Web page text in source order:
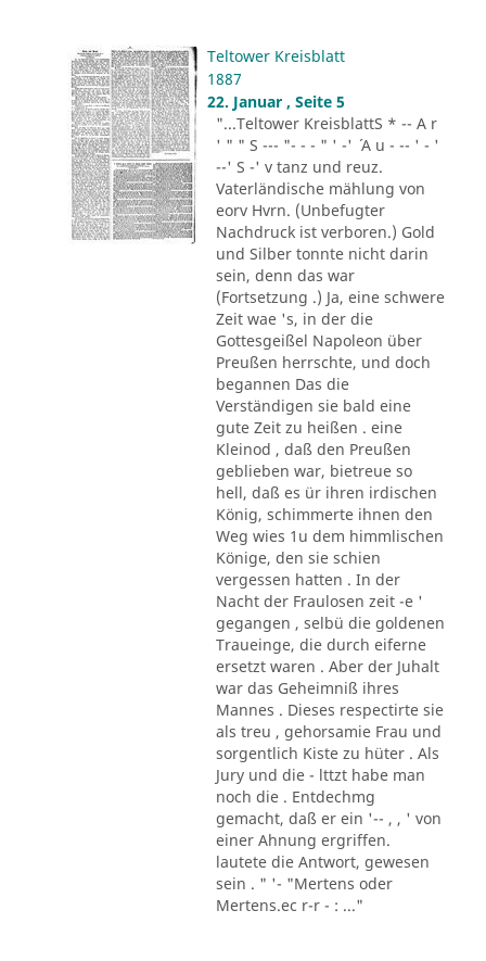
Teltower Kreisblatt
1887
22. Januar , Seite 5
"...Teltower KreisblattS * -- A r
' " " S --- "- - - " ' -' ´ A u - -- ' - '
--' S -' v tanz und reuz.
Vaterländische mählung von
eorv Hvrn. (Unbefugter
Nachdruck ist verboren.) Gold
und Silber tonnte nicht darin
sein, denn das war
(Fortsetzung .) Ja, eine schwere
Zeit wae 's, in der die
Gottesgeißel Napoleon über
Preußen herrschte, und doch
begannen Das die
Verständigen sie bald eine
gute Zeit zu heißen . eine
Kleinod , daß den Preußen
geblieben war, bietreue so
hell, daß es ür ihren irdischen
König, schimmerte ihnen den
Weg wies 1u dem himmlischen
Könige, den sie schien
vergessen hatten . In der
Nacht der Fraulosen zeit -e '
gegangen , selbü die goldenen
Traueinge, die durch eiferne
ersetzt waren . Aber der Juhalt
war das Geheimniß ihres
Mannes . Dieses respectirte sie
als treu , gehorsamie Frau und
sorgentlich Kiste zu hüter . Als
Jury und die - lttzt habe man
noch die . Entdechmg
gemacht, daß er ein '-- , , ' von
einer Ahnung ergriffen.
lautete die Antwort, gewesen
sein . " '- "Mertens oder
Mertens.ec r-r - : ..."